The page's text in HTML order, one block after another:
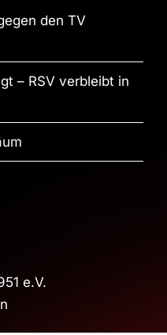
den TV
– RSV verbleibt in
e.V.